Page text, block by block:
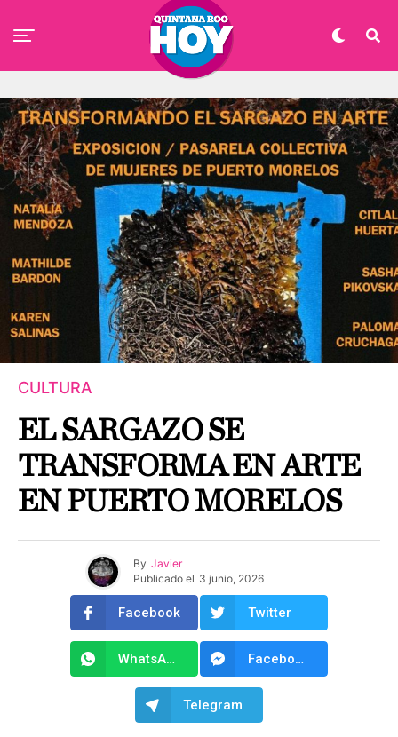
CULTURA
EL SARGAZO SE
TRANSFORMA EN ARTE
EN PUERTO MORELOS
By Javier
Publicado el 3 junio, 2026
Facebook Twitter
WhatsApp Facebook Messenger
Telegram